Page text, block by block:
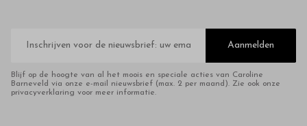
mailadres
Aanmelden
Blijf op de hoogte van al het moois en speciale acties van Caroline
Barneveld via onze e-mail nieuwsbrief (max. 2 per maand). Zie ook onze
privacyverklaring voor meer informatie.